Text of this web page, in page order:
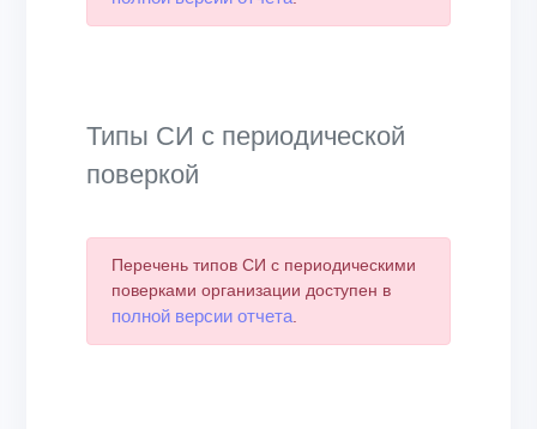
Типы СИ с периодической
поверкой
Перечень типов СИ с периодическими
поверками организации доступен в
полной версии отчета.